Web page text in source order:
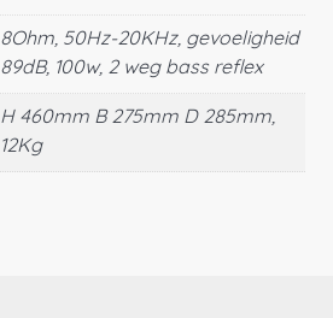
8Ohm, 50Hz-20KHz, gevoeligheid
89dB, 100w, 2 weg bass reflex
H 460mm B 275mm D 285mm,
12Kg